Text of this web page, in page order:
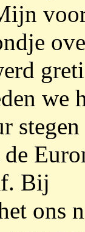
we
Bij
ons